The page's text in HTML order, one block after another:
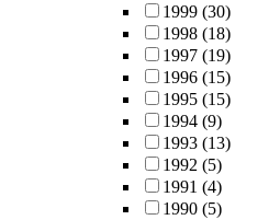
1999 (30)
1998 (18)
1997 (19)
1996 (15)
1995 (15)
1994 (9)
1993 (13)
1992 (5)
1991 (4)
1990 (5)